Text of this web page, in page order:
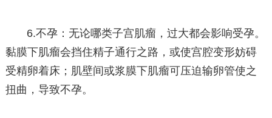
6.不孕：无论哪类子宫肌瘤，过大都会影响受孕。
黏膜下肌瘤会挡住精子通行之路，或使宫腔变形妨碍
受精卵着床；肌壁间或浆膜下肌瘤可压迫输卵管使之
扭曲，导致不孕。